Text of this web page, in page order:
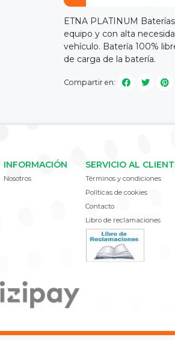
ETNA PLATINUM
equipo y con alta
vehículo. Batería 100%
de carga de la batería.
Compartir en:
INFORMACIÓN
Nosotros
SERVICIO AL
Términos y condiciones
Políticas de cookies
Contacto
Libro de reclamaciones